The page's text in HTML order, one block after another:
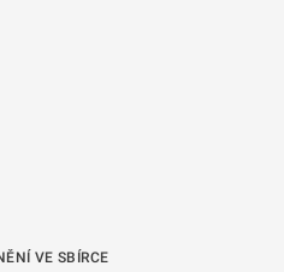
VE SBÍRCE